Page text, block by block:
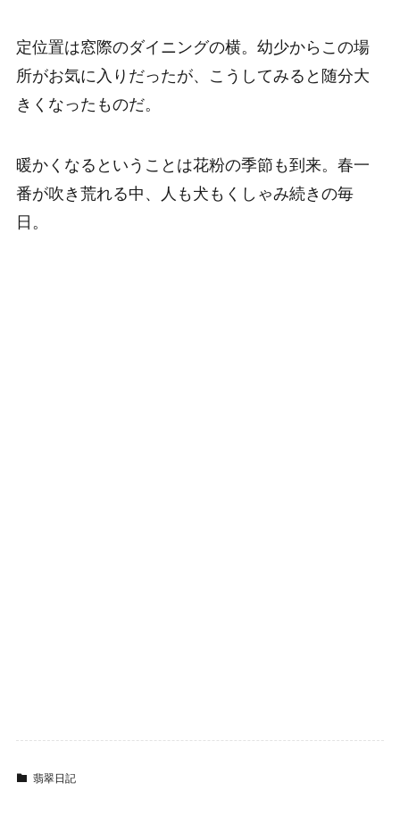
定位置は窓際のダイニングの横。幼少からこの場
所がお気に入りだったが、こうしてみると随分大
きくなったものだ。
暖かくなるということは花粉の季節も到来。春一
番が吹き荒れる中、人も犬もくしゃみ続きの毎
日。
翡翠日記